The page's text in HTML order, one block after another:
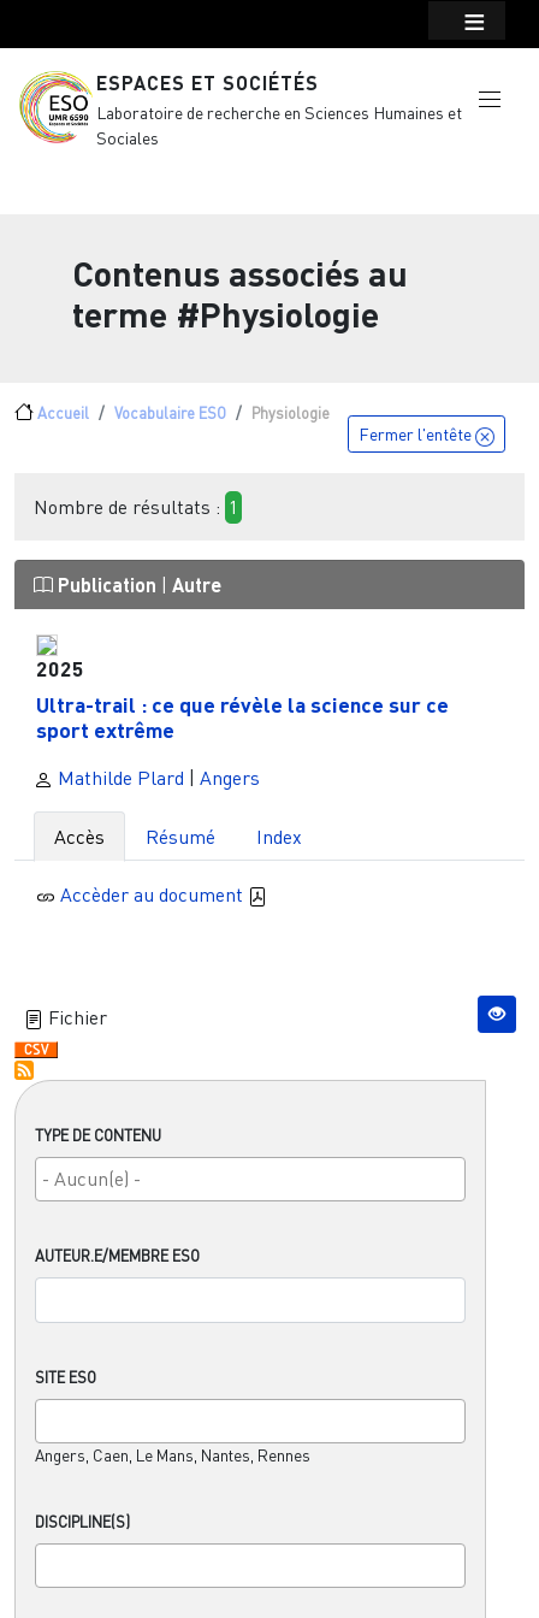
ESPACES ET SOCIÉTÉS
Laboratoire de recherche en Sciences Humaines et
Sociales
Contenus associés au
terme #Physiologie
Fil d'Ariane
Accueil Vocabulaire ESO Physiologie
TYPE DE CONTENU
AUTEUR.E/MEMBRE ESO
SITE ESO
Angers, Caen, Le Mans, Nantes, Rennes
DISCIPLINE(S)
Fermer l'entête
Nombre de résultats : 1
Publication Autre
2025
Ultra-trail : ce que révèle la science sur ce
sport extrême
Mathilde Plard Angers
Accès Résumé Index
Accèder au document
Fichier